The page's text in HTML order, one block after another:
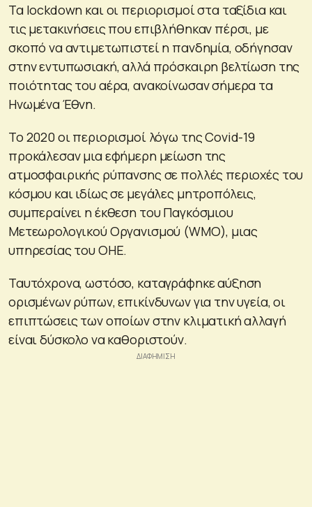
Τα lockdown και οι περιορισμοί στα ταξίδια και
τις μετακινήσεις που επιβλήθηκαν πέρσι, με
σκοπό να αντιμετωπιστεί η πανδημία, οδήγησαν
στην εντυπωσιακή, αλλά πρόσκαιρη βελτίωση της
ποιότητας του αέρα, ανακοίνωσαν σήμερα τα
Ηνωμένα Έθνη.
Το 2020 οι περιορισμοί λόγω της Covid-19
προκάλεσαν μια εφήμερη μείωση της
ατμοσφαιρικής ρύπανσης σε πολλές περιοχές του
κόσμου και ιδίως σε μεγάλες μητροπόλεις,
συμπεραίνει η έκθεση του Παγκόσμιου
Μετεωρολογικού Οργανισμού (WΜO), μιας
υπηρεσίας του ΟΗΕ.
Ταυτόχρονα, ωστόσο, καταγράφηκε αύξηση
ορισμένων ρύπων, επικίνδυνων για την υγεία, οι
επιπτώσεις των οποίων στην κλιματική αλλαγή
είναι δύσκολο να καθοριστούν.